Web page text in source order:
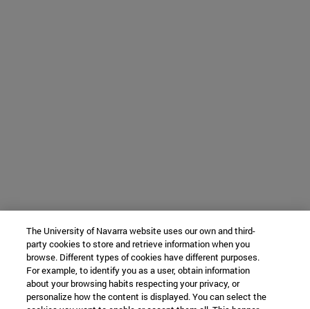
The University of Navarra website uses our own and third-
party cookies to store and retrieve information when you
browse. Different types of cookies have different purposes.
For example, to identify you as a user, obtain information
about your browsing habits respecting your privacy, or
personalize how the content is displayed. You can select the